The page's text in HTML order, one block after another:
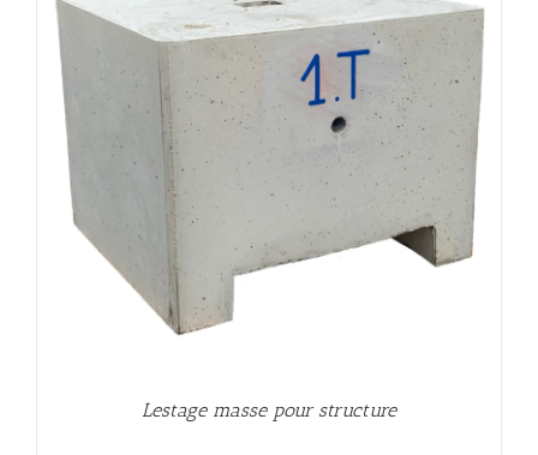
Lestage masse pour structure